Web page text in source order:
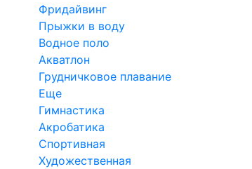
Фридайвинг
Прыжки в воду
Водное поло
Акватлон
Грудничковое плавание
Еще
Гимнастика
Акробатика
Спортивная
Художественная